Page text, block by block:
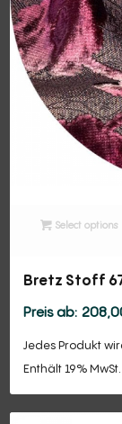
Select options
Bretz Stoff
Jedes Produkt
Enthält 19% MwSt.